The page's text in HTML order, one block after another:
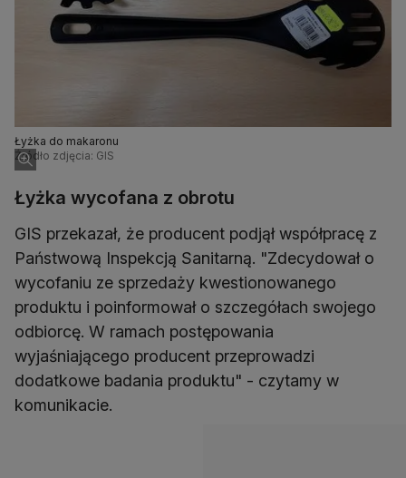
Łyżka do makaronu
Źródło zdjęcia: GIS
Łyżka wycofana z obrotu
GIS przekazał, że producent podjął współpracę z
Państwową Inspekcją Sanitarną. "Zdecydował o
wycofaniu ze sprzedaży kwestionowanego
produktu i poinformował o szczegółach swojego
odbiorcę. W ramach postępowania
wyjaśniającego producent przeprowadzi
dodatkowe badania produktu" - czytamy w
komunikacie.